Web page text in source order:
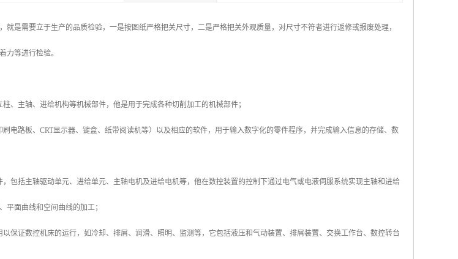
就是需要立于生产的品质检验，一是按图纸严格把关尺寸，二是严格把关外观质量，对尺寸不符者进行返修或报废处理，
力等进行检验。
、主轴、进给机构等机械部件，他是用于完成各种切削加工的机械部件；
电路板、CRT显示器、键盒、纸带阅读机等）以及相应的软件，用于输入数字化的零件程序，并完成输入信息的存储、数
包括主轴驱动单元、进给单元、主轴电机及进给电机等，他在数控装置的控制下通过电气或电液伺服系统实现主轴和进给
平面曲线和空间曲线的加工；
保证数控机床的运行，如冷却、排屑、润滑、照明、监测等，它包括液压和气动装置、排屑装置、交换工作台、数控转台